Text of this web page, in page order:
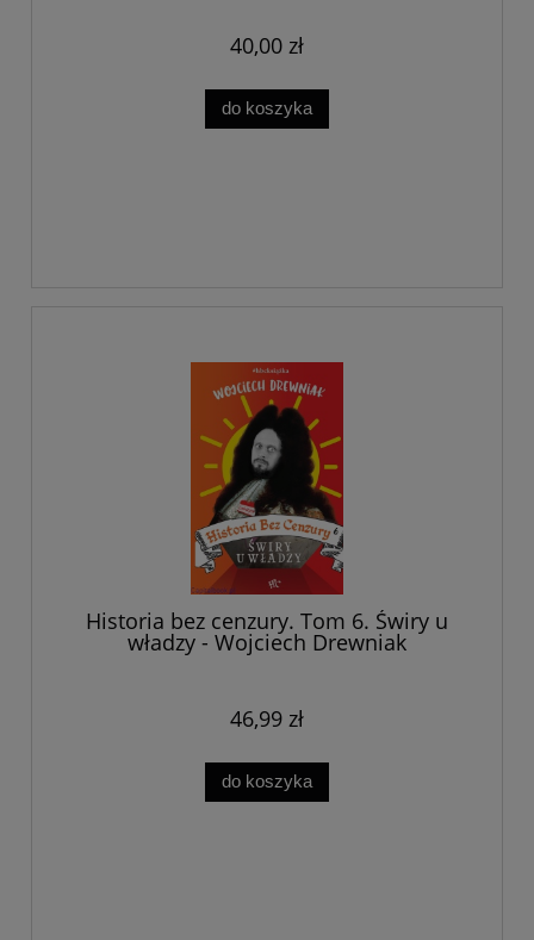
40,00 zł
do koszyka
Historia bez cenzury. Tom 6. Świry u
władzy - Wojciech Drewniak
46,99 zł
do koszyka